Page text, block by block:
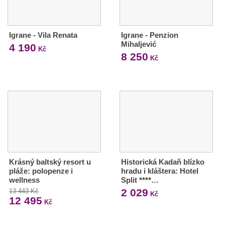
Igrane - Vila Renata
4 190 Kč
Igrane - Penzion
Mihaljević
8 250 Kč
Krásný baltský resort u
pláže: polopenze i
wellness
13 443 Kč
12 495 Kč
Historická Kadaň blízko
hradu i kláštera: Hotel
Split ****…
2 029 Kč